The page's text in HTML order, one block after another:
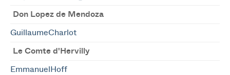
Don Lopez de Mendoza
GuillaumeCharlot
Le Comte d'Hervilly
EmmanuelHoff